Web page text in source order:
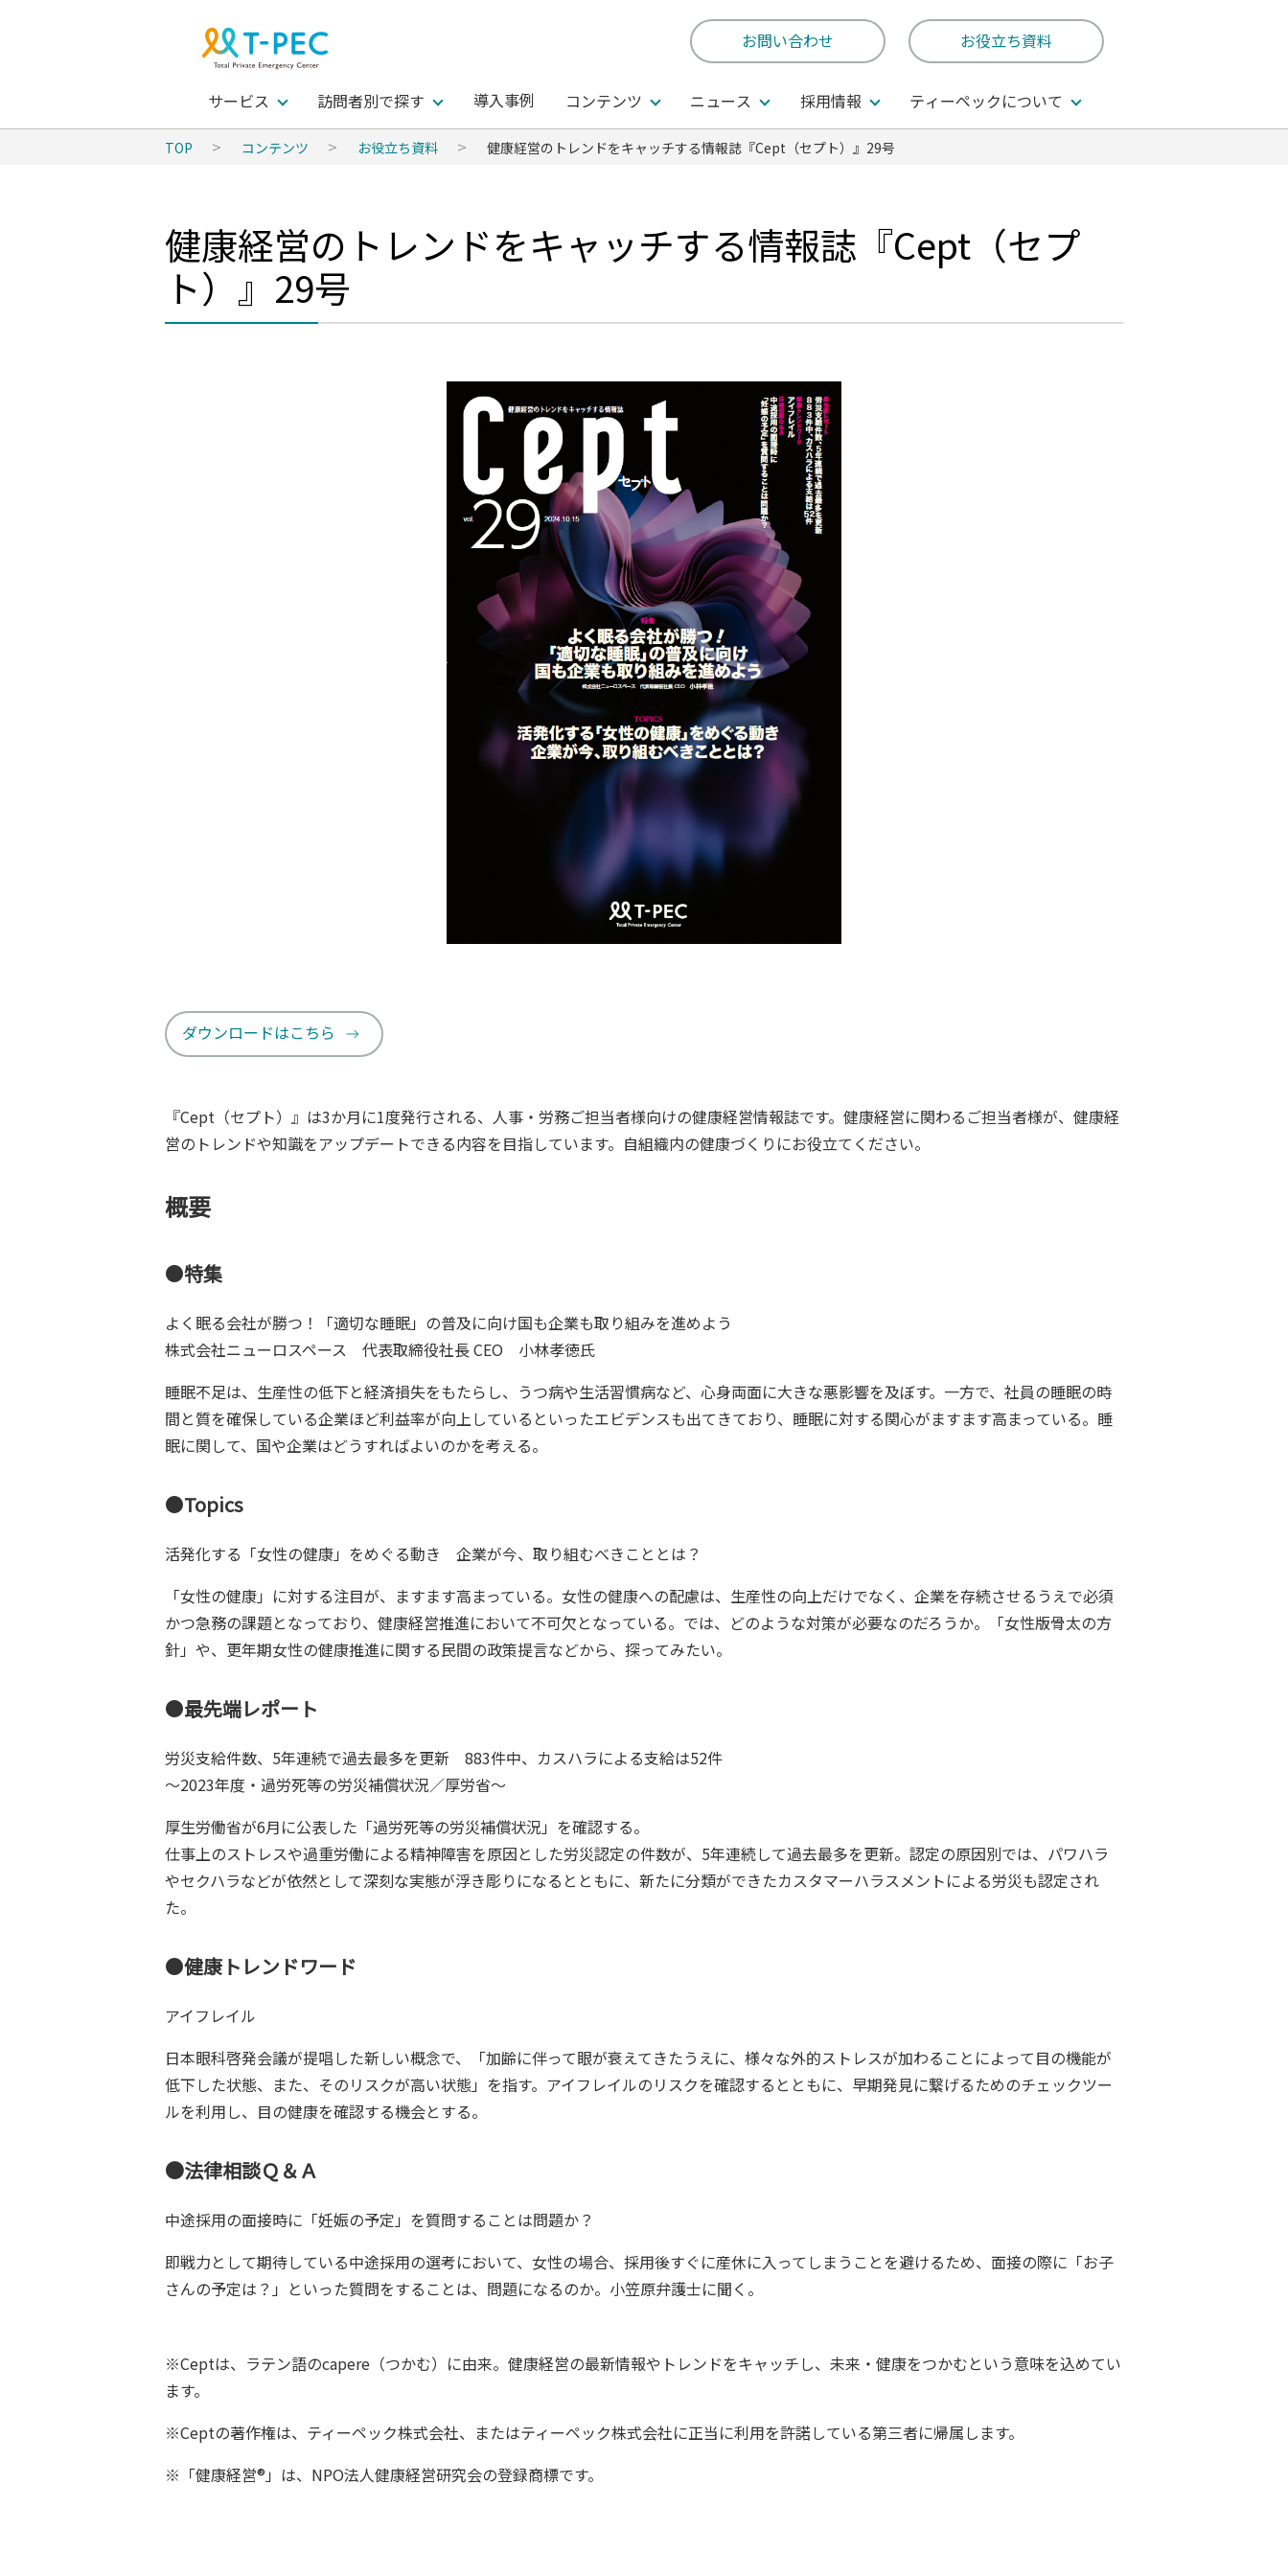
お問い合わせ お役立ち資料
サービス 訪問者別で探す 導入事例 コンテンツ ニュース 採用情報 ティーペックについて
TOP コンテンツ お役立ち資料 健康経営のトレンドをキャッチする情報誌『Cept（セプト）』29号
健康経営のトレンドをキャッチする情報誌『Cept（セプ
ト）』29号
ダウンロードはこちら
『Cept（セプト）』は3か月に1度発行される、人事・労務ご担当者様向けの健康経営情報誌です。健康経営に関わるご担当者様が、健康経
営のトレンドや知識をアップデートできる内容を目指しています。自組織内の健康づくりにお役立てください。
概要
●特集
よく眠る会社が勝つ！「適切な睡眠」の普及に向け国も企業も取り組みを進めよう
株式会社ニューロスペース 代表取締役社長 CEO 小林孝徳氏
睡眠不足は、生産性の低下と経済損失をもたらし、うつ病や生活習慣病など、心身両面に大きな悪影響を及ぼす。一方で、社員の睡眠の時
間と質を確保している企業ほど利益率が向上しているといったエビデンスも出てきており、睡眠に対する関心がますます高まっている。睡
眠に関して、国や企業はどうすればよいのかを考える。
●Topics
活発化する「女性の健康」をめぐる動き 企業が今、取り組むべきこととは？
「女性の健康」に対する注目が、ますます高まっている。女性の健康への配慮は、生産性の向上だけでなく、企業を存続させるうえで必須
かつ急務の課題となっており、健康経営推進において不可欠となっている。では、どのような対策が必要なのだろうか。「女性版骨太の方
針」や、更年期女性の健康推進に関する民間の政策提言などから、探ってみたい。
●最先端レポート
労災支給件数、5年連続で過去最多を更新 883件中、カスハラによる支給は52件
～2023年度・過労死等の労災補償状況／厚労省～
厚生労働省が6月に公表した「過労死等の労災補償状況」を確認する。
仕事上のストレスや過重労働による精神障害を原因とした労災認定の件数が、5年連続して過去最多を更新。認定の原因別では、パワハラ
やセクハラなどが依然として深刻な実態が浮き彫りになるとともに、新たに分類ができたカスタマーハラスメントによる労災も認定され
た。
●健康トレンドワード
アイフレイル
日本眼科啓発会議が提唱した新しい概念で、「加齢に伴って眼が衰えてきたうえに、様々な外的ストレスが加わることによって目の機能が
低下した状態、また、そのリスクが高い状態」を指す。アイフレイルのリスクを確認するとともに、早期発見に繋げるためのチェックツー
ルを利用し、目の健康を確認する機会とする。
●法律相談Ｑ＆Ａ
中途採用の面接時に「妊娠の予定」を質問することは問題か？
即戦力として期待している中途採用の選考において、女性の場合、採用後すぐに産休に入ってしまうことを避けるため、面接の際に「お子
さんの予定は？」といった質問をすることは、問題になるのか。小笠原弁護士に聞く。
※Ceptは、ラテン語のcapere（つかむ）に由来。健康経営の最新情報やトレンドをキャッチし、未来・健康をつかむという意味を込めてい
ます。
※Ceptの著作権は、ティーペック株式会社、またはティーペック株式会社に正当に利用を許諾している第三者に帰属します。
※「健康経営®」は、NPO法人健康経営研究会の登録商標です。